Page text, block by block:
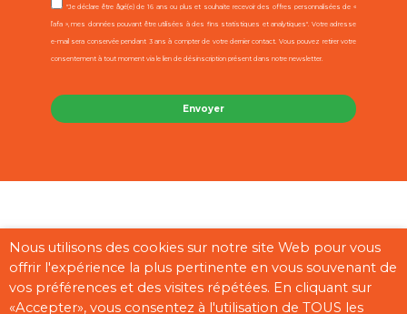
"Je déclare être âgé(e) de 16 ans ou plus et souhaite recevoir des offres personnalisées de «
l’afa », mes données pouvant être utilisées à des fins statistiques et analytiques". Votre adresse
e-mail sera conservée pendant 3 ans à compter de votre dernier contact. Vous pouvez retirer votre
consentement à tout moment via le lien de désinscription présent dans notre newsletter.
Contact Mentions légales CGU Cookies
Plan du site
Pages partenaires
Nous utilisons des cookies sur notre site Web pour vous
offrir l'expérience la plus pertinente en vous souvenant de
vos préférences et des visites répétées. En cliquant sur
«Accepter», vous consentez à l'utilisation de TOUS les